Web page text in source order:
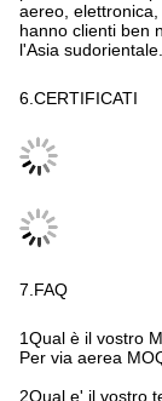
6.CERTIFICATI
7.FAQ
Per i prodotti in
entro 3 giorni
7-14 giorni